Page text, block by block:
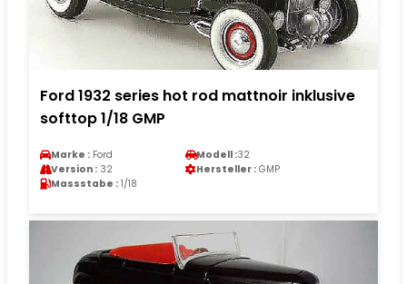
Ford 1932 series hot rod mattnoir inklusive
softtop 1/18 GMP
Marke : Ford Modell :32
Version : 32 Hersteller : GMP
Massstabe : 1/18